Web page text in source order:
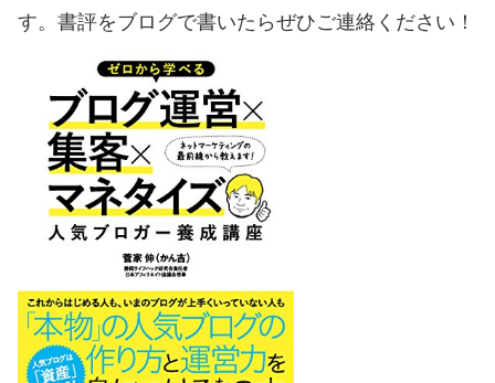
す。書評をブログで書いたらぜひご連絡ください！